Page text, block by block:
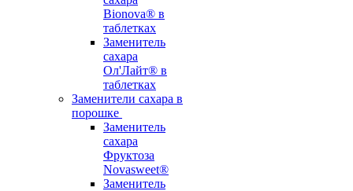
Bionova® в
таблетках
Заменитель
сахара
Ол'Лайт® в
таблетках
Заменители сахара в
порошке
Заменитель
сахара
Фруктоза
Novasweet®
Заменитель